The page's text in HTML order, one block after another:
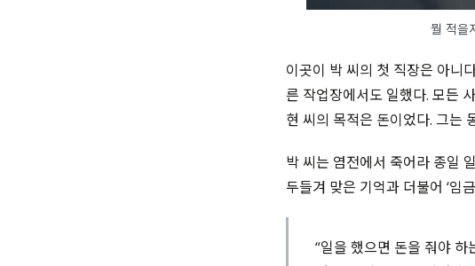
뭘 적을
이곳이 박 씨의 첫 직장은 아니
른 작업장에서도 일했다. 모든
현 씨의 목적은 돈이었다. 그는
박 씨는 염전에서 죽어라 종일
두들겨 맞은 기억과 더불어 ‘임
“일을 했으면 돈을 줘야